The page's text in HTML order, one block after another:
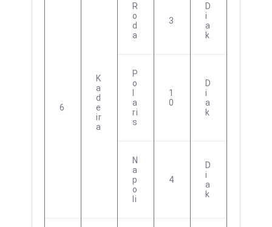
6
K
A
D
E
Ir
A
R
O
D
A
3
D
I
A
K
P
O
A
Ri
S
1
0
D
I
A
K
N
A
P
O
Li
4
D
I
A
K